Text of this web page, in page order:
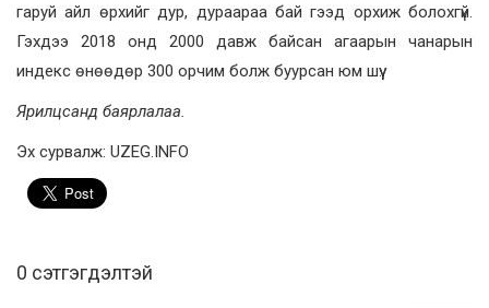
гаруй айл өрхийг дур, дураараа бай гээд орхиж болохгүй.
Гэхдээ 2018 онд 2000 давж байсан агаарын чанарын
индекс өнөөдөр 300 орчим болж буурсан юм шүү.
Ярилцсанд баярлалаа.
Эх сурвалж: UZEG.INFO
0 cэтгэгдэлтэй